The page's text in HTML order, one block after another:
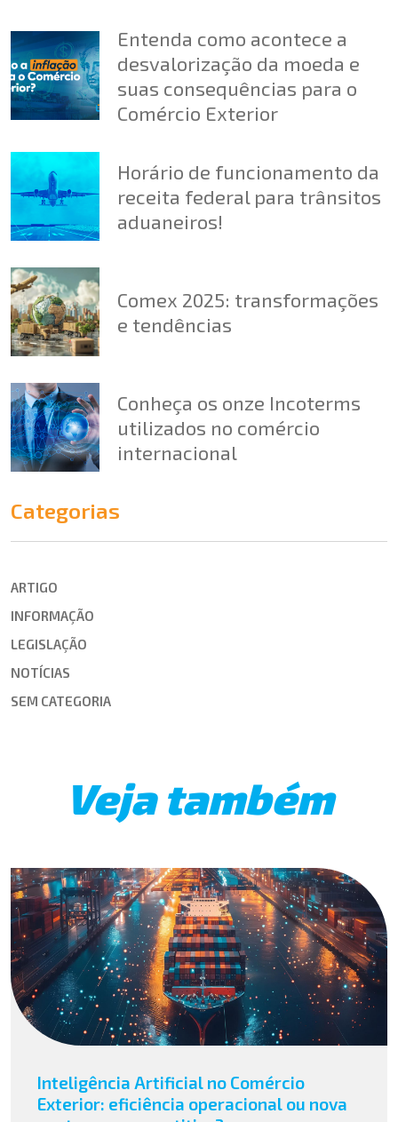
Entenda como acontece a
desvalorização da moeda e
suas consequências para o
Comércio Exterior
Horário de funcionamento da
receita federal para trânsitos
aduaneiros!
Comex 2025: transformações
e tendências
Conheça os onze Incoterms
utilizados no comércio
internacional
Categorias
ARTIGO
INFORMAÇÃO
LEGISLAÇÃO
NOTÍCIAS
SEM CATEGORIA
Veja também
Inteligência Artificial no Comércio
Exterior: eficiência operacional ou nova